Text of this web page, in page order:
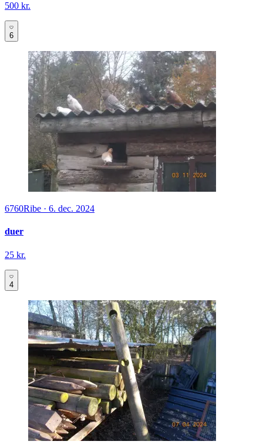
500 kr.
6
6760Ribe · 6. dec. 2024
duer
25 kr.
4